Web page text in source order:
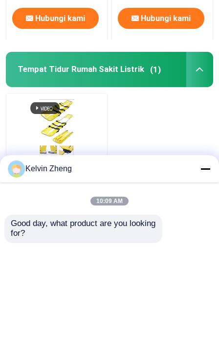
Hubungi kami Hubungi kami
Tempat Tidur Rumah Sakit Listrik (1)
Ultra Light Weight
Good Shock
Kelvin Zheng
10:09 AM
Good day, what product are you looking
for?